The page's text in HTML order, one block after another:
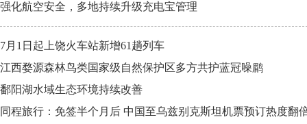
强化航空安全，多地持续升级充电宝管理
7月1日起上饶火车站新增61趟列车
江西婺源森林鸟类国家级自然保护区多方共护蓝冠噪鹛
鄱阳湖水域生态环境持续改善
同程旅行：免签半个月后 中国至乌兹别克斯坦机票预订热度翻